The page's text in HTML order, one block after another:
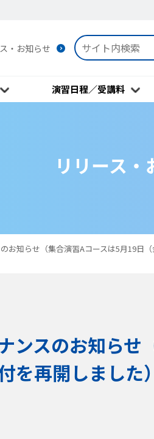
・お知らせ
演習日程／受講料
リリース・
お知らせ（集合演習Aコースは5月19日（
ンスのお知らせ
を再開しました）